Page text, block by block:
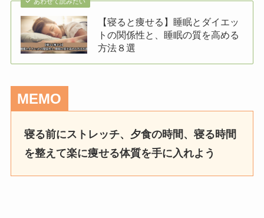
【寝ると痩せる】睡眠とダイエッ
トの関係性と、睡眠の質を高める
方法８選
MEMO
寝る前にストレッチ、夕食の時間、寝る時間
を整えて楽に痩せる体質を手に入れよう